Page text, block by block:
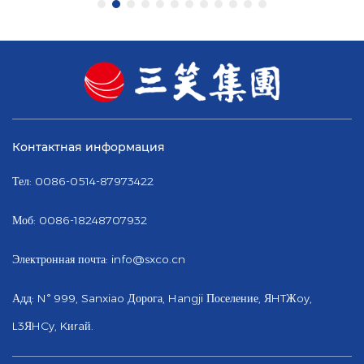
Контактная информация
Тел: 0086-0514-87973422
Моб: 0086-18248707932
Электронная почта: info@sxco.cn
Адд: N° 999, Sanxiao Дорога, Hangji Поселение, ЯHTЖoy,
L3ЯHCy, Kиraй.